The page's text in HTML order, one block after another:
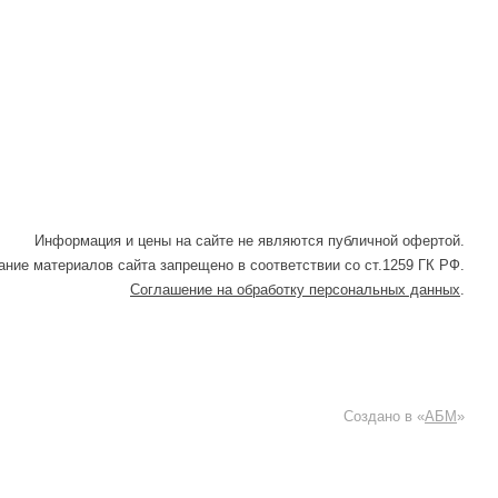
Информация и цены на сайте не являются публичной офертой.
материалов сайта запрещено в соответствии со ст.1259 ГК РФ.
Соглашение на обработку персональных данных.
Создано в «АБМ »